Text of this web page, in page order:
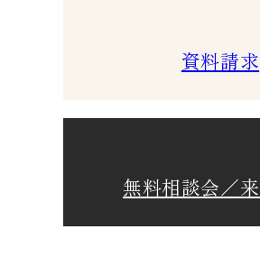
資料請求
無料相談会／